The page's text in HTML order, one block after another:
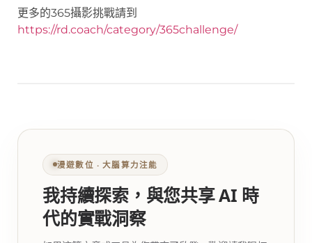
更多的365攝影挑戰請到
https://rd.coach/category/365challenge/
漫遊數位 ‧ 大腦算力注能
我持續探索，與您共享 AI 時
代的實戰洞察